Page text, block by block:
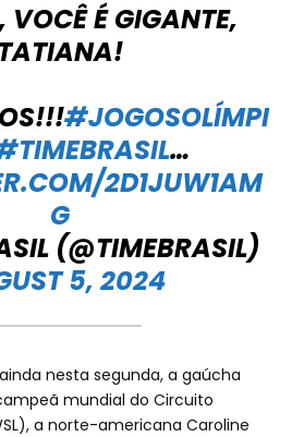
É GIGANTE,
#JOGOSOLÍMPI
…
2D1JUW1AM
G
(@TIMEBRASIL)
5, 2024
nesta segunda, a gaúcha
mundial do Circuito
a norte-americana Caroline